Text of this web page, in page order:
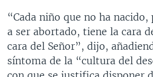
“Cada niño que no ha nacido,
a ser abortado, tiene la cara
cara del Señor”, dijo,
síntoma de la “cultura del